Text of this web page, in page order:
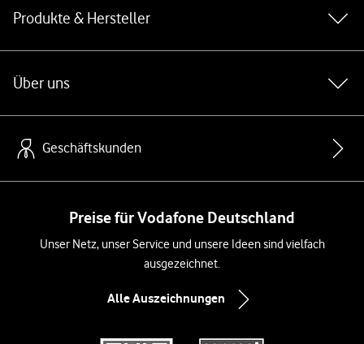
Produkte & Hersteller
Über uns
Geschäftskunden
Preise für Vodafone Deutschland
Unser Netz, unser Service und unsere Ideen sind vielfach
ausgezeichnet.
Alle Auszeichnungen